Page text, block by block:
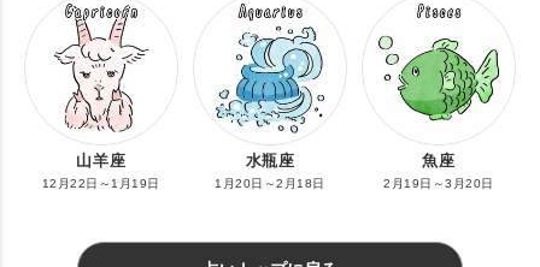
山羊座
12月22日～1月19日
水瓶座
1月20日～2月18日
魚座
2月19日～3月20日